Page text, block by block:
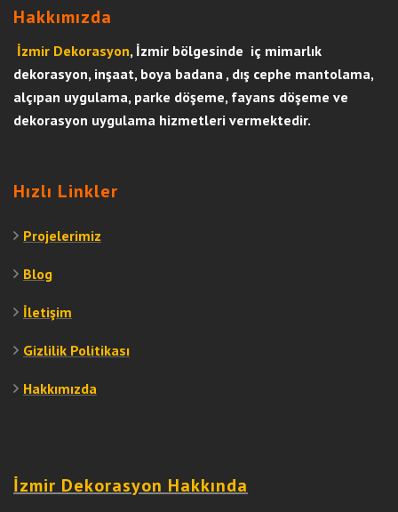
Hakkımızda
İzmir Dekorasyon, İzmir bölgesinde iç mimarlık
dekorasyon, inşaat, boya badana , dış cephe mantolama,
alçıpan uygulama, parke döşeme, fayans döşeme ve
dekorasyon uygulama hizmetleri vermektedir.
Hızlı Linkler
Projelerimiz
Blog
İletişim
Gizlilik Politikası
Hakkımızda
İzmir Dekorasyon Hakkında